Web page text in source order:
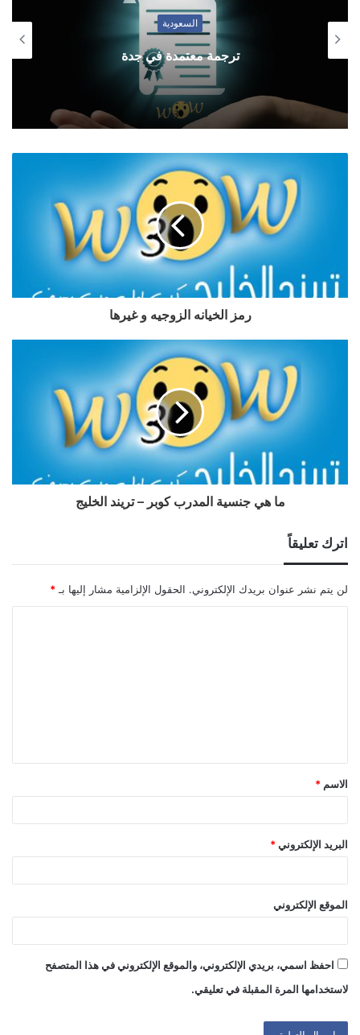
السعودية
ترجمة معتمدة في جدة
رمز الخيانه الزوجيه و غيرها
ما هي جنسية المدرب كوبر – تريند الخليج
اترك تعليقاً
لن يتم نشر عنوان بريدك الإلكتروني. الحقول الإلزامية مشار إليها بـ *
ق
*
الاسم *
البريد الإلكتروني *
الموقع الإلكتروني
احفظ اسمي، بريدي الإلكتروني، والموقع الإلكتروني في هذا المتصفح
لاستخدامها المرة المقبلة في تعليقي.